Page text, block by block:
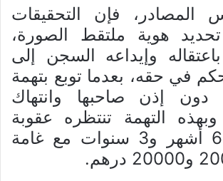
فإن التحقيقات
هوية ملتقط الصورة،
وإيداعه السجن إلى
في حقه، بعدما توبع بتهمة
إذن صاحبها وانتهاك
التهمة تنتظره عقوبة
حبسية بين 6 أشهر و3 سنوات مع غامة